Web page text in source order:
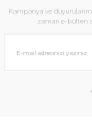
Kampanya ve
zaman e-bülten